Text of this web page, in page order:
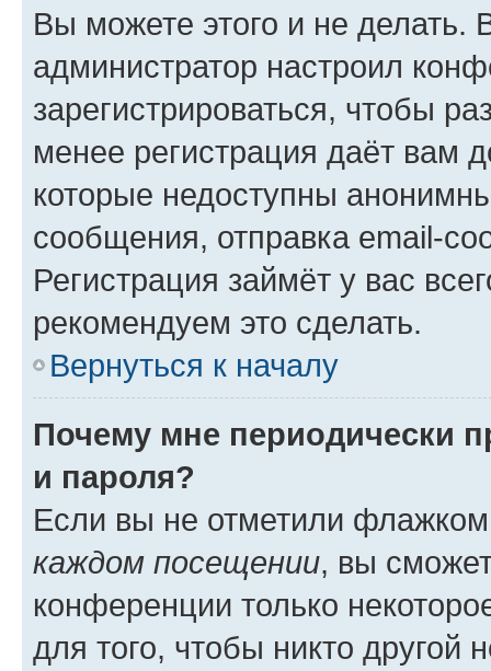
Вы можете этого и не делать.
администратор настроил
зарегистрироваться, чтобы
менее регистрация даёт вам
которые недоступны
сообщения, отправка email-
Регистрация займёт у вас
рекомендуем это сделать.
Вернуться к началу
Почему мне периодически
и пароля?
Если вы не отметили
каждом посещении, вы
конференции только
для того, чтобы никто другой